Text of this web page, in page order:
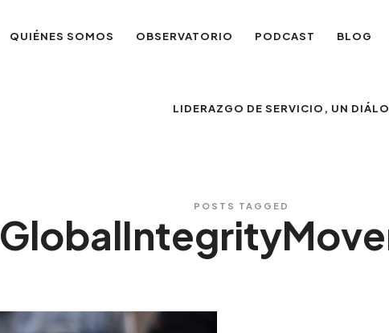
QUIÉNES SOMOS OBSERVATORIO PODCAST BLOG
LIDERAZGO DE SERVICIO, UN
POSTS TAGGED